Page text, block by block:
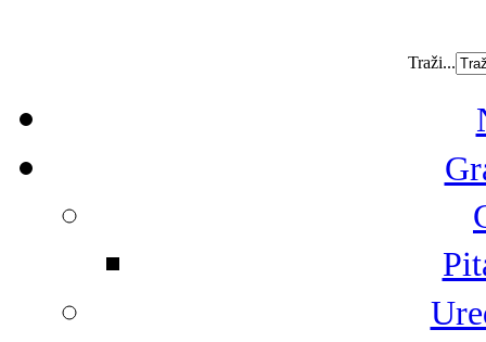
Traži...